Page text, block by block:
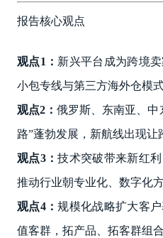
报告核心观点
观点1： 新兴平台成为跨境
小包专线与第三方海外仓模
观点2：俄罗斯、东南亚、中
路”蓬勃发展，新航线出现让
观点3：技术突破带来新红
推动行业朝专业化、数字化方
观点4：规模化战略扩大客
值客群，拓产品、拓客群组